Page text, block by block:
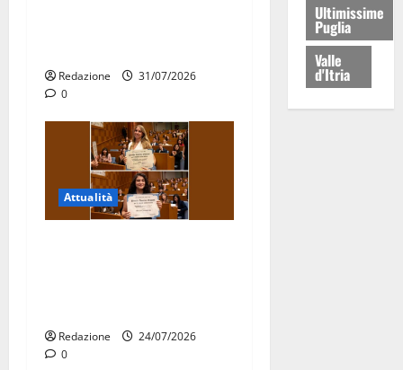
Redazione
31/07/2026
0
Attualità
Redazione
24/07/2026
0
Ultimissime
Puglia
Valle
d'Itria